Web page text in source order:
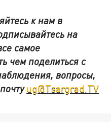
к нам в
на
самое
чем поделиться с
вопросы,
ug@Tsargrad.TV